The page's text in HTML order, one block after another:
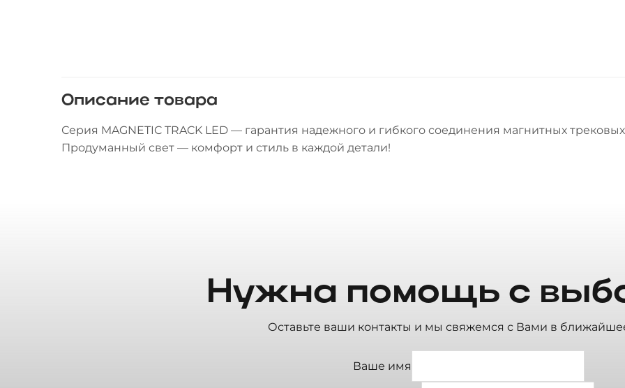
Описание товара
Серия MAGNETIC TRACK LED — гарантия надежного и гибкого соединения магнитных
Продуманный свет — комфорт и стиль в каждой детали!
Нужна помощь с
Оставьте ваши контакты и мы свяжемся с Вами в
Ваше имя